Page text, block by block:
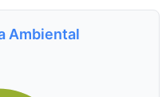
Ambiental